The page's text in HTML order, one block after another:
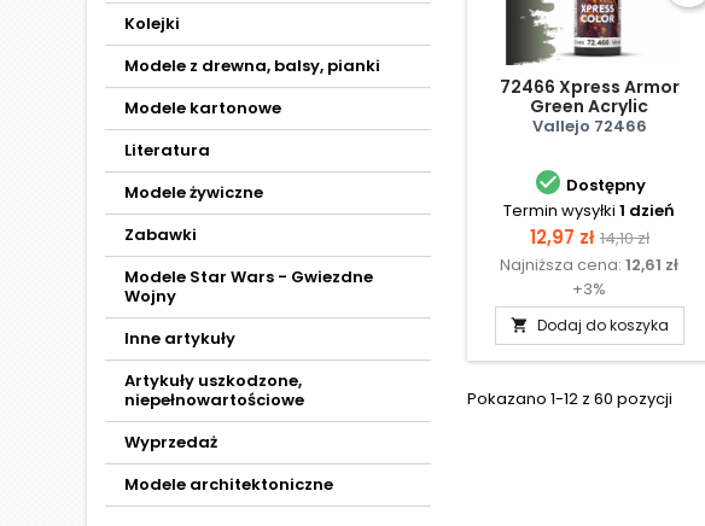
Kolejki
Modele z drewna, balsy, pianki
Modele kartonowe
Literatura
Modele żywiczne
Zabawki
Modele Star Wars - Gwiezdne
Wojny
Inne artykuły
Artykuły uszkodzone,
niepełnowartościowe
Wyprzedaż
Modele architektoniczne
72466 Xpress Armor
Green Acrylic
Vallejo 72466
 Dostępny
Termin wysyłki 1 dzień
Cena
12,97 zł Cena
podstawowa
14,10 zł
Najniższa cena:12,61 zł
+3%
 Dodaj do koszyka
Pokazano 1-12 z 60 pozycji